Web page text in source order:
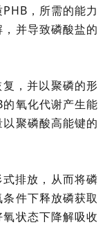
，所需的能力
并导致磷酸盐的
，并以聚磷的形
氧化代谢产生能
聚磷酸高能键的
排放，从而将磷
件下释放磷获取
状态下降解吸收